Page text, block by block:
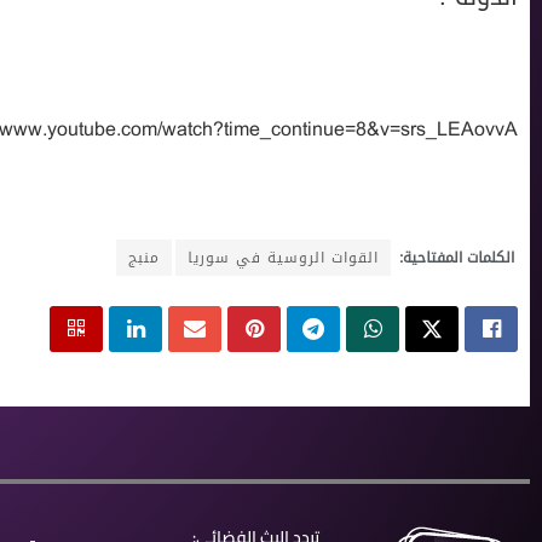
watch?time_continue=8&v=srs_LEAovvA
الكلمات المفتاحية: القوات الروسية في سوريا منبج